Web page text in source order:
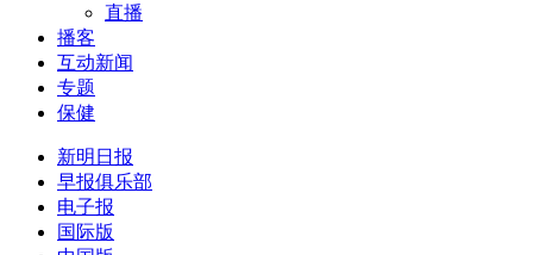
直播
播客
互动新闻
专题
保健
新明日报
早报俱乐部
电子报
国际版